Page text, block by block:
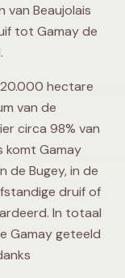
Beaujolais
tot Gamay de
20.000 hectare
van de
circa 98% van
komt Gamay
de Bugey, in de
druif of
In totaal
Gamay geteeld